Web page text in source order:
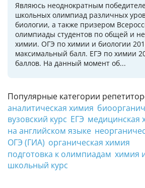
Популярные категории
аналитическая химия
вузовский курс ЕГЭ медицинская
на английском языке
ОГЭ (ГИА) органическая химия
подготовка к олимпиадам химия
школьный курс
Являюсь неоднократным
школьных олимпиад различных
биологии, а также призером
олимпиады студентов по общей и
химии. ОГЭ по химии и биологии
максимальный балл. ЕГЭ по химии
баллов. На данный момент об...